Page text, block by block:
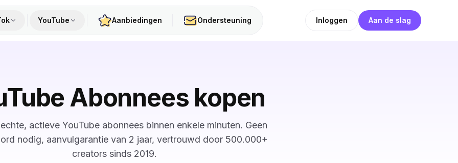
YouTube Aanbiedingen Ondersteuning Inloggen Aan de slag
Abonnees kopen
actieve YouTube abonnees binnen enkele minuten. Geen
nodig, aanvulgarantie van 2 jaar, vertrouwd door 500.000+
creators sinds 2019.